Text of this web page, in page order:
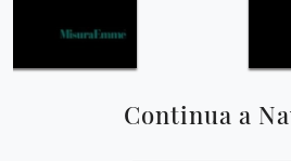
Continua a